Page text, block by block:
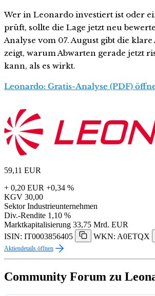
Wer in Leonardo investiert ist oder
prüft, sollte die Lage jetzt neu
Analyse vom 07. August gibt die
zeigt, warum Abwarten gerade jetzt
kann, als es wirkt.
Leonardo: Gratis-Analyse (PDF)
59,11 EUR
+ 0,20 EUR +0,34 %
KGV 30,00
Sektor Industrieunternehmen
Div.-Rendite 1,10 %
Marktkapitalisierung 33,75 Mrd. EUR
ISIN: IT0003856405
WKN: A0ETQX
Aktiendetails öffnen
Community Forum zu